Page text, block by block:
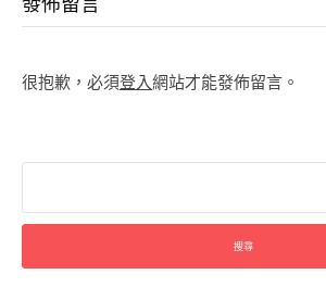
很抱歉，必須登入網站才能發佈留言。
關
字: